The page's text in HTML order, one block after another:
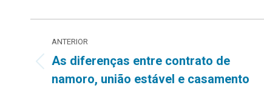
Navegação
de
post:
ANTERIOR
Post
anterior:
As diferenças entre contrato de
namoro, união estável e casamento